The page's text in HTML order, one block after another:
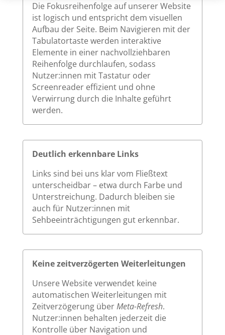
Die Fokusreihenfolge auf unserer Website
ist logisch und entspricht dem visuellen
Aufbau der Seite. Beim Navigieren mit der
Tabulatortaste werden interaktive
Elemente in einer nachvollziehbaren
Reihenfolge durchlaufen, sodass
Nutzer:innen mit Tastatur oder
Screenreader effizient und ohne
Verwirrung durch die Inhalte geführt
werden.
Deutlich erkennbare Links
Links sind bei uns klar vom Fließtext
unterscheidbar – etwa durch Farbe und
Unterstreichung. Dadurch bleiben sie
auch für Nutzer:innen mit
Sehbeeinträchtigungen gut erkennbar.
Keine zeitverzögerten Weiterleitungen
Unsere Website verwendet keine
automatischen Weiterleitungen mit
Zeitverzögerung überMeta-Refresh.
Nutzer:innen behalten jederzeit die
Kontrolle über Navigation und